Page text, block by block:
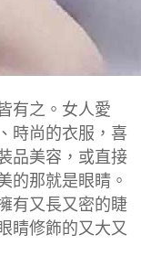
有之。女人愛
時尚的衣服，喜
品美容，或直接
的那就是眼睛。
有又長又密的睫
睛修飾的又大又